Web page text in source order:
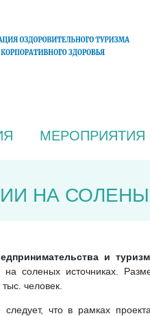
МЕРОПРИЯТИЯ
НА
и
на соленых источниках.
человек.
что в рамках